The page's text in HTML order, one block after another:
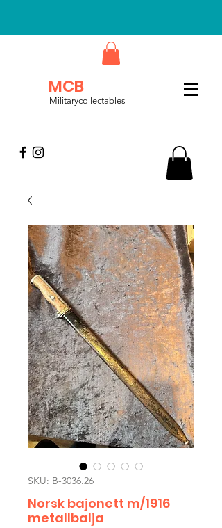
MCB
Militarycollectables
SKU: B-3036.26
Norsk bajonett m/1916
metallbalja